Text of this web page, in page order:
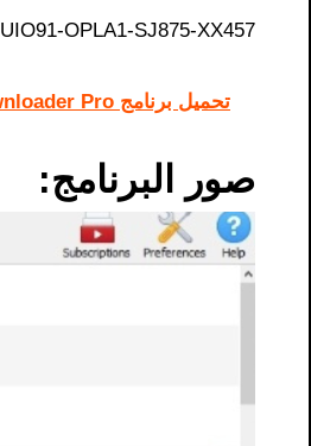
UIO91-OPLA1-SJ875-XX457.
تحميل برنامج Any Video Downloader Pro
صور البرنامج: